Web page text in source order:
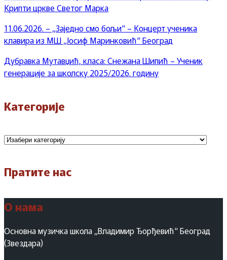
Крипти цркве Светог Марка
11.06.2026. – „Заједно смо бољи“ – Концерт ученика
клавира из МШ „Јосиф Маринковић“ Београд
Дубравка Мутавџић, класа: Снежана Шипић – Ученик
генерације за школску 2025/2026. годину
Категорије
Категорије
Пратите нас
О нама
Основна музичка школа „Владимир Ђорђевић“ Београд
(Звездара)